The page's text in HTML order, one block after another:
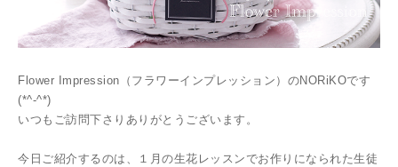
Flower Impression（フラワーインプレッション）のNORiKOです
(*^-^*)
いつもご訪問下さりありがとうございます。
今日ご紹介するのは、１月の生花レッスンでお作りになられた生徒